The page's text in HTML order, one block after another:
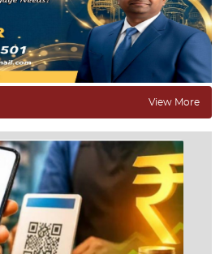
View More